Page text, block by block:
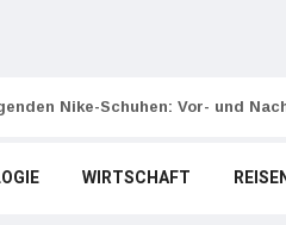
Nike-Schuhen: Vor- und
WIRTSCHAFT